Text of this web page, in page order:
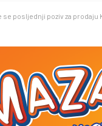
se posljednji poziv za prodaju